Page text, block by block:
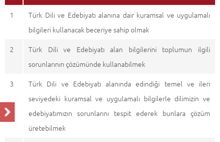
1
Türk Dili ve Edebiyatı alanına dair kuramsal ve uygulamalı
bilgileri kullanacak beceriye sahip olmak
2
Türk Dili ve Edebiyatı alan bilgilerini toplumun ilgili
sorunlarının çözümünde kullanabilmek
3
Türk Dili ve Edebiyatı alanında edindiği temel ve ileri
seviyedeki kuramsal ve uygulamalı bilgilerle dilimizin ve
edebiyatımızın sorunlarını tespit ederek bunlara çözüm
üretebilmek